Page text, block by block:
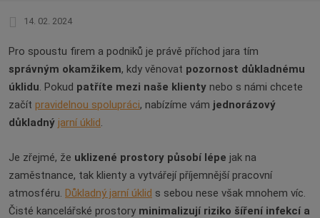
14. 02. 2024
Pro spoustu firem a podniků je právě příchod jara tím
správným okamžikem, kdy věnovat pozornost důkladnému
úklidu. Pokud patříte mezi naše klienty nebo s námi chcete
začít pravidelnou spolupráci, nabízíme vám jednorázový
důkladný jarní úklid.
Je zřejmé, že uklizené prostory působí lépe jak na
zaměstnance, tak klienty a vytvářejí příjemnější pracovní
atmosféru. Důkladný jarní úklid s sebou nese však mnohem víc.
Čisté kancelářské prostory minimalizují riziko šíření infekcí a